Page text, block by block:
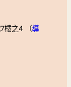
樓之4 （導